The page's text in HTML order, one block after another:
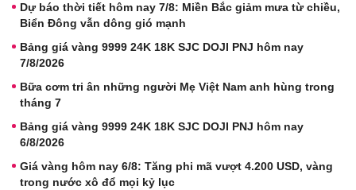
Dự báo thời tiết hôm nay 7/8: Miền Bắc giảm mưa từ chiều,
Biển Đông vẫn dông gió mạnh
Bảng giá vàng 9999 24K 18K SJC DOJI PNJ hôm nay
7/8/2026
Bữa cơm tri ân những người Mẹ Việt Nam anh hùng trong
tháng 7
Bảng giá vàng 9999 24K 18K SJC DOJI PNJ hôm nay
6/8/2026
Giá vàng hôm nay 6/8: Tăng phi mã vượt 4.200 USD, vàng
trong nước xô đổ mọi kỷ lục